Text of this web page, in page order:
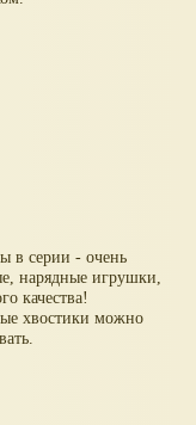
в серии - очень
нарядные игрушки,
качества!
хвостики можно